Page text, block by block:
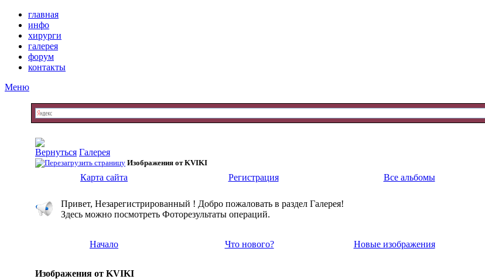
главная
инфо
хирурги
галерея
форум
контакты
Меню
Галерея
Изображения от KVIKI
Карта сайта
Регистрация Все альбомы
Привет, Незарегистрированный ! Добро пожаловать в раздел Галерея!
Здесь можно посмотреть Фоторезультаты операций.
Начало Что нового? Новые изображения
Изображения от KVIKI